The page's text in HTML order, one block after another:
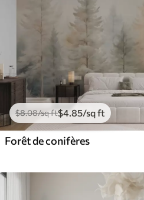
$8.08/sq ft$4 .85/sq ft
Forêt de conifères